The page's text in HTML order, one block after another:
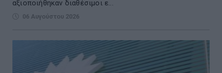
αξιοποιήθηκαν διαθέσιμοι ε...
06 Αυγούστου 2026